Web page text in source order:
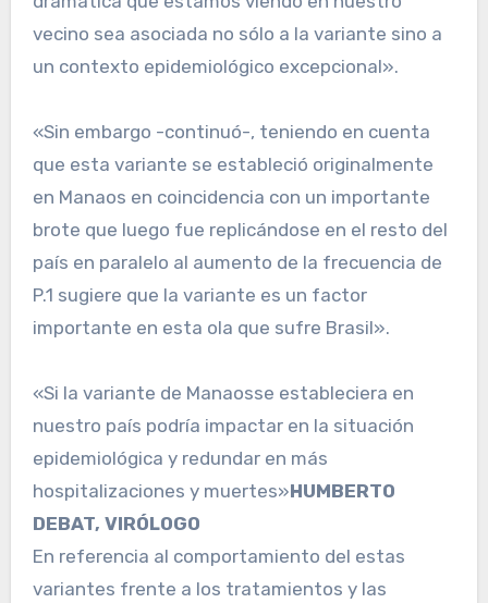
vecino sea asociada no sólo a la variante sino a
un contexto epidemiológico excepcional».
«Sin embargo -continuó-, teniendo en cuenta
que esta variante se estableció originalmente
en Manaos en coincidencia con un importante
brote que luego fue replicándose en el resto del
país en paralelo al aumento de la frecuencia de
P.1 sugiere que la variante es un factor
importante en esta ola que sufre Brasil».
«Si la variante de Manaosse estableciera en
nuestro país podría impactar en la situación
epidemiológica y redundar en más
hospitalizaciones y muertes»HUMBERTO
DEBAT, VIRÓLOGO
En referencia al comportamiento del estas
variantes frente a los tratamientos y las